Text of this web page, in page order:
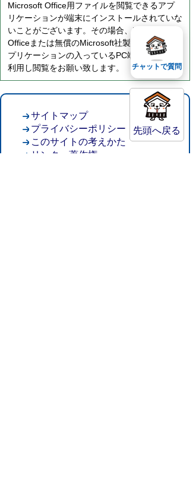
Microsoft Office用ファイルを閲覧できるアプ
リケーションが端末にインストールされていな
いことがございます。その場合、Microsoft
Officeまたは無償のMicrosoft社製ビューアーア
プリケーションの入っているPC端末などをご
利用し閲覧をお願い致します。
先頭へ戻る
サイトマップ
プライバシーポリシー
このサイトの考えかた
リンク・著作権
チャットで質問